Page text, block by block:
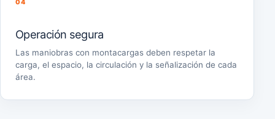
04
Operación segura
Las maniobras con montacargas deben respetar la
carga, el espacio, la circulación y la señalización de cada
área.